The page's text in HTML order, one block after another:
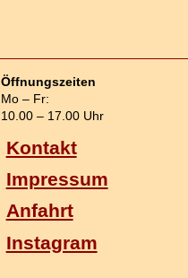
Öffnungszeiten
Mo – Fr:
10.00 – 17.00 Uhr
Kontakt
Impressum
Anfahrt
Instagram